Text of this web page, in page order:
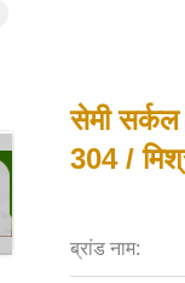
सेमी
304 /
ब्रांड नाम: